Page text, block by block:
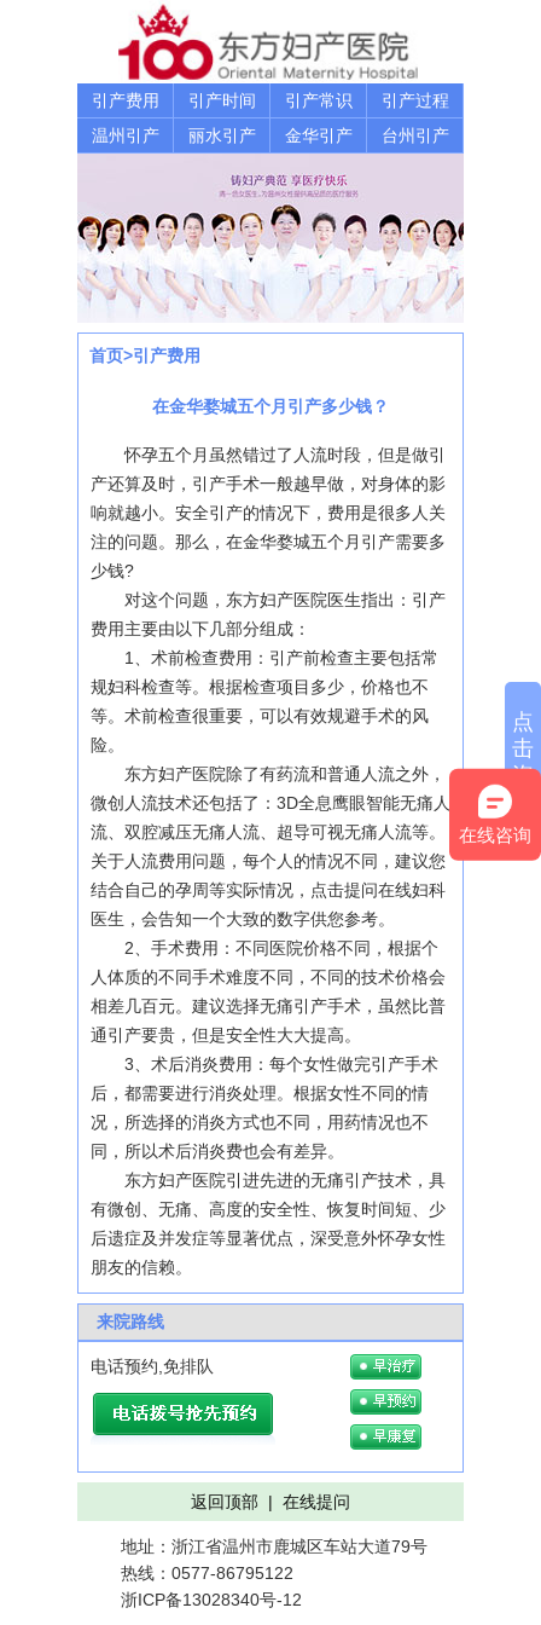
引产费用 引产时间 引产常识
引产过程
温州引产
丽水引产 金华引产 台州引产
首页>引产费用
在金华婺城五个月引产多少钱？
怀孕五个月虽然错过了人流时段，但是做引
产还算及时，引产手术一般越早做，对身体的影
响就越小。安全引产的情况下，费用是很多人关
注的问题。那么，在金华婺城五个月引产需要多
少钱?
对这个问题，东方妇产医院医生指出：引产
费用主要由以下几部分组成：
1、术前检查费用：引产前检查主要包括常
规妇科检查等。根据检查项目多少，价格也不
等。术前检查很重要，可以有效规避手术的风
险。
东方妇产医院除了有药流和普通人流之外，
微创人流技术还包括了：3D全息鹰眼智能无痛人
流、双腔减压无痛人流、超导可视无痛人流等。
关于人流费用问题，每个人的情况不同，建议您
结合自己的孕周等实际情况，点击提问在线妇科
医生，会告知一个大致的数字供您参考。
2、手术费用：不同医院价格不同，根据个
人体质的不同手术难度不同，不同的技术价格会
相差几百元。建议选择无痛引产手术，虽然比普
通引产要贵，但是安全性大大提高。
3、术后消炎费用：每个女性做完引产手术
后，都需要进行消炎处理。根据女性不同的情
况，所选择的消炎方式也不同，用药情况也不
同，所以术后消炎费也会有差异。
东方妇产医院引进先进的无痛引产技术，具
有微创、无痛、高度的安全性、恢复时间短、少
后遗症及并发症等显著优点，深受意外怀孕女性
朋友的信赖。
来院路线
电话预约,免排队
返回顶部 | 在线提问
地址：浙江省温州市鹿城区车站大道79号
热线：0577-86795122
浙ICP备13028340号-12
点
击
咨
在线咨询